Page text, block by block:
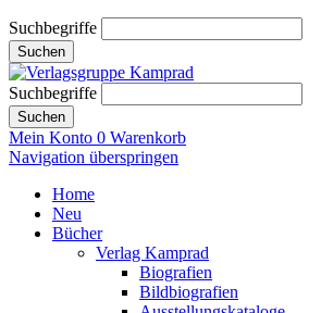
Suchbegriffe
Suchen
Suchbegriffe
Suchen
Mein Konto 0 Warenkorb
Navigation überspringen
Home
Neu
Bücher
Verlag Kamprad
Biografien
Bildbiografien